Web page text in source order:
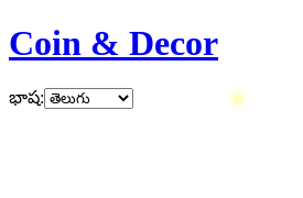
Coin & Decor
భాష: